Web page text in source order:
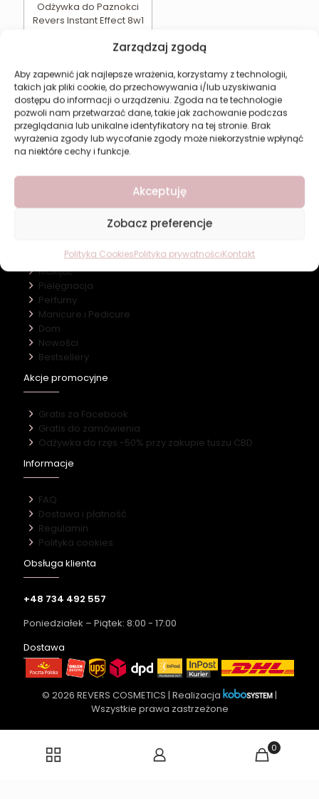
Zarządzaj zgodą
Aby zapewnić jak najlepsze wrażenia, korzystamy z technologii,
takich jak pliki cookie, do przechowywania i/lub uzyskiwania
dostępu do informacji o urządzeniu. Zgoda na te technologie
pozwoli nam przetwarzać dane, takie jak zachowanie podczas
przeglądania lub unikalne identyfikatory na tej stronie. Brak
wyrażenia zgody lub wycofanie zgody może niekorzystnie wpłynąć
na niektóre cechy i funkcje.
Akceptuję
Zobacz preferencje
Polityka CookiesPolityka prywatnościKontakt
Odżywka do Paznokci
Revers Instant Effect 8w1
Dodaj do koszyka
Revers Cosmetics
Makijaż
Pielęgnacja
Perfumy
Manicure i Pedicure
Dom
Nowości
Bestsellery
Akcje promocyjne
Gratis za Facebook
Gratis do zamówienia
Odżywka do rzęs -50% przy zakupie tuszu CBD
Informacje
FAQ
Dostawa i płatność
Regulamin
Polityka cookies
Obsługa klienta
+48 734 492 557
Poniedziałek – Piątek: 8:00 - 17:00
Dostawa
© 2026 REVERS COSMETICS | Realizacja
|
Wszystkie prawa zastrzeżone
0